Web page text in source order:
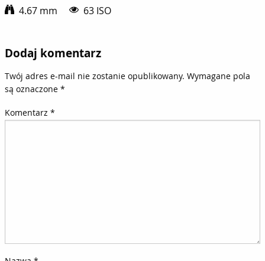
4.67 mm
63 ISO
Dodaj komentarz
Twój adres e-mail nie zostanie opublikowany. Wymagane pola
są oznaczone *
Komentarz *